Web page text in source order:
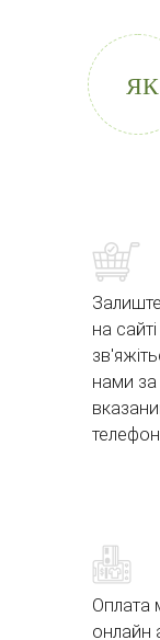
на
нами за
Оплата
онлайн